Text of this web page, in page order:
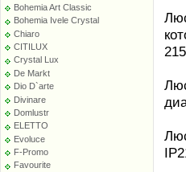
Bohemia Art Classic
Bohemia Ivele Crystal
Chiaro
CITILUX
Crystal Lux
De Markt
Dio D`arte
Divinare
Domlustr
ELETTO
Evoluce
F-Promo
Favourite